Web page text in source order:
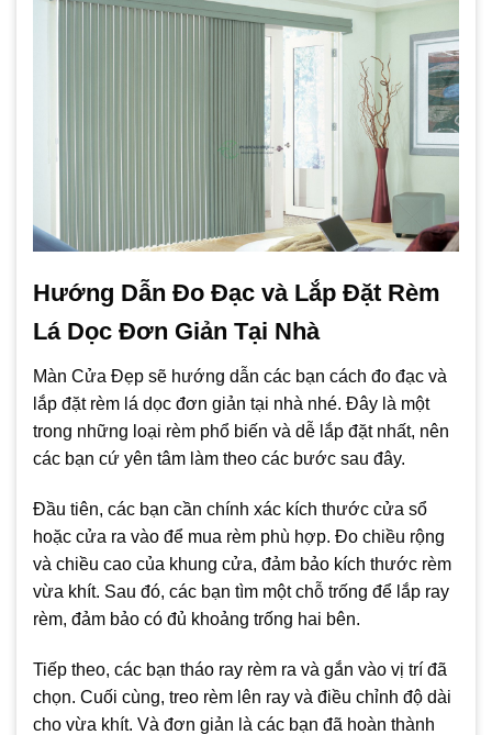
Hướng Dẫn Đo Đạc và Lắp Đặt Rèm
Lá Dọc Đơn Giản Tại Nhà
Màn Cửa Đẹp sẽ hướng dẫn các bạn cách đo đạc và
lắp đặt rèm lá dọc đơn giản tại nhà nhé. Đây là một
trong những loại rèm phổ biến và dễ lắp đặt nhất, nên
các bạn cứ yên tâm làm theo các bước sau đây.
Đầu tiên, các bạn cần chính xác kích thước cửa sổ
hoặc cửa ra vào để mua rèm phù hợp. Đo chiều rộng
và chiều cao của khung cửa, đảm bảo kích thước rèm
vừa khít. Sau đó, các bạn tìm một chỗ trống để lắp ray
rèm, đảm bảo có đủ khoảng trống hai bên.
Tiếp theo, các bạn tháo ray rèm ra và gắn vào vị trí đã
chọn. Cuối cùng, treo rèm lên ray và điều chỉnh độ dài
cho vừa khít. Và đơn giản là các bạn đã hoàn thành